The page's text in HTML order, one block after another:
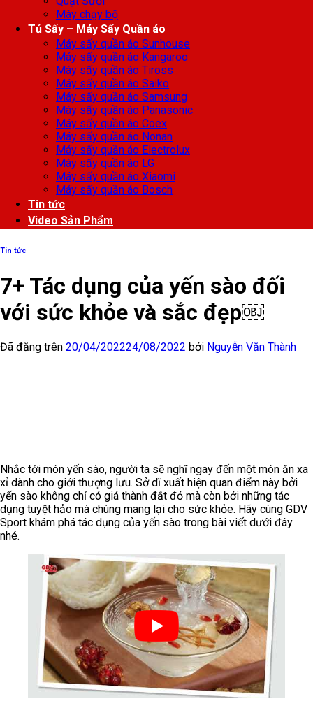
Máy chạy bộ
Tủ Sấy – Máy Sấy Quần áo
Máy sấy quần áo Sunhouse
Máy sấy quần áo Kangaroo
Máy sấy quần áo Tiross
Máy sấy quần áo Saiko
Máy sấy quần áo Samsung
Máy sấy quần áo Panasonic
Máy sấy quần áo Coex
Máy sấy quần áo Nonan
Máy sấy quần áo Electrolux
Máy sấy quần áo LG
Máy sấy quần áo Xiaomi
Máy sấy quần áo Bosch
Tin tức
Video Sản Phẩm
Tin tức
7+ Tác dụng của yến sào đối
với sức khỏe và sắc đẹp￼
Đã đăng trên 20/04/202224/08/2022 bởi Nguyễn Văn Thành
Nhắc tới món yến sào, người ta sẽ nghĩ ngay đến một món ăn xa
xỉ dành cho giới thượng lưu. Sở dĩ xuất hiện quan điểm này bởi
yến sào không chỉ có giá thành đắt đỏ mà còn bởi những tác
dụng tuyệt hảo mà chúng mang lại cho sức khỏe. Hãy cùng GDV
Sport khám phá tác dụng của yến sào trong bài viết dưới đây
nhé.